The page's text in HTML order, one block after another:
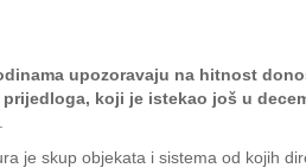
upozoravaju na hitnost
koji je istekao još u
je skup objekata i sistema od kojih